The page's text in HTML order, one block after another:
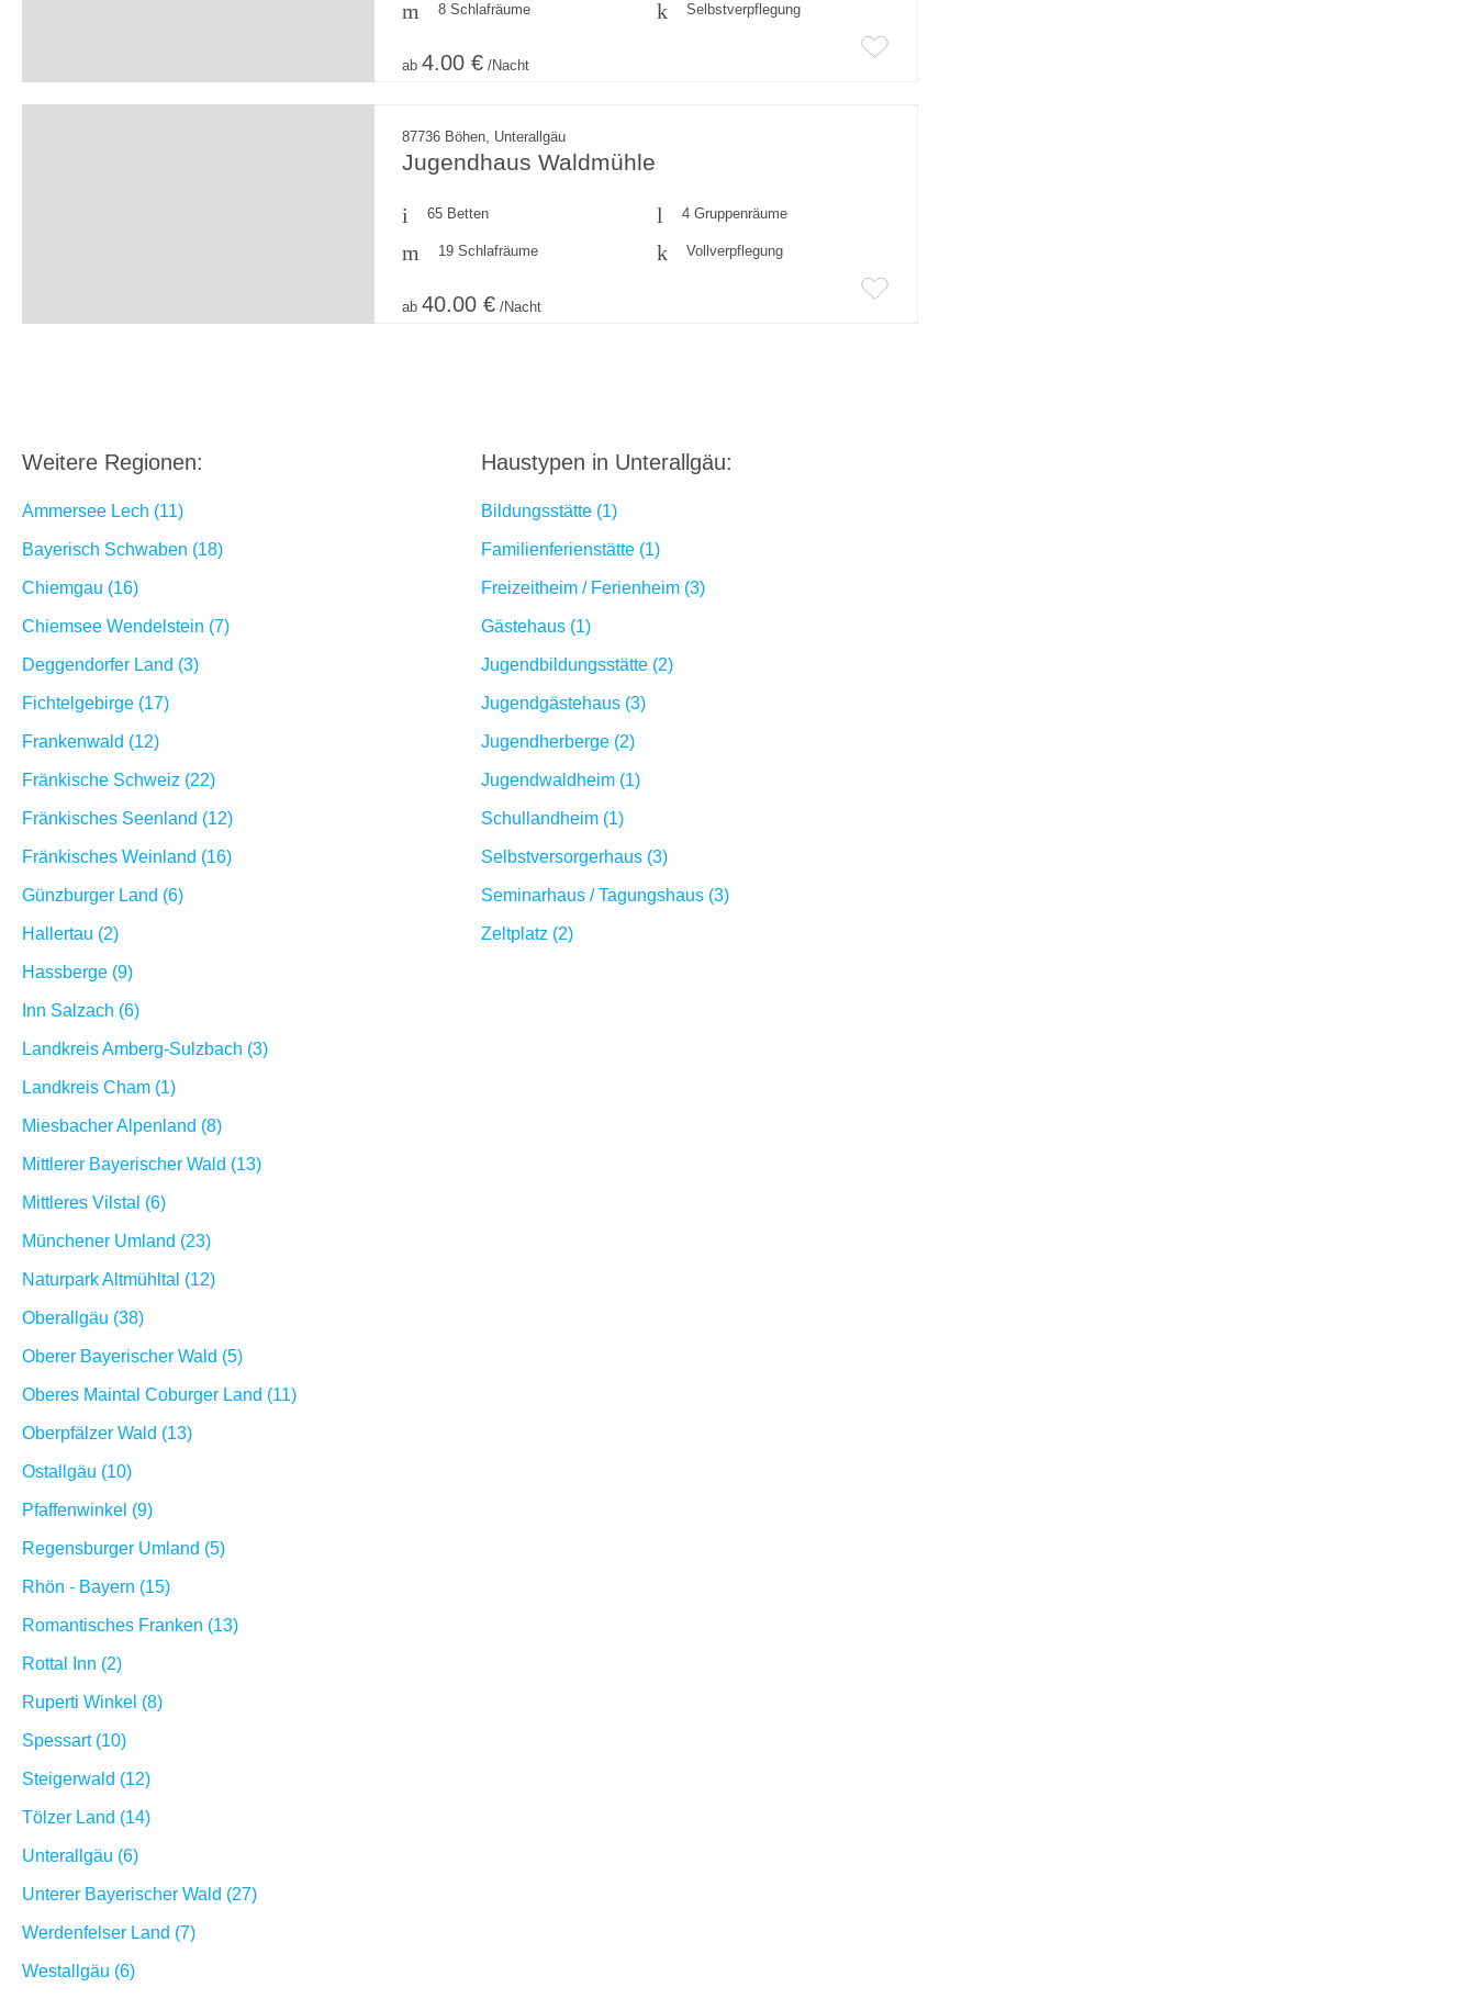
8 Schlafräume Selbstverpflegung
ab 4.00 € /Nacht
87736 Böhen, Unterallgäu
Jugendhaus Waldmühle
65 Betten 4 Gruppenräume
19 Schlafräume Vollverpflegung
ab 40.00 € /Nacht
Weitere Regionen:
Ammersee Lech (11)
Bayerisch Schwaben (18)
Chiemgau (16)
Chiemsee Wendelstein (7)
Deggendorfer Land (3)
Fichtelgebirge (17)
Frankenwald (12)
Fränkische Schweiz (22)
Fränkisches Seenland (12)
Fränkisches Weinland (16)
Günzburger Land (6)
Hallertau (2)
Hassberge (9)
Inn Salzach (6)
Landkreis Amberg-Sulzbach (3)
Landkreis Cham (1)
Miesbacher Alpenland (8)
Mittlerer Bayerischer Wald (13)
Mittleres Vilstal (6)
Münchener Umland (23)
Naturpark Altmühltal (12)
Oberallgäu (38)
Oberer Bayerischer Wald (5)
Oberes Maintal Coburger Land (11)
Oberpfälzer Wald (13)
Ostallgäu (10)
Pfaffenwinkel (9)
Regensburger Umland (5)
Rhön - Bayern (15)
Romantisches Franken (13)
Rottal Inn (2)
Ruperti Winkel (8)
Spessart (10)
Steigerwald (12)
Tölzer Land (14)
Unterallgäu (6)
Unterer Bayerischer Wald (27)
Werdenfelser Land (7)
Westallgäu (6)
Haustypen in Unterallgäu:
Bildungsstätte (1)
Familienferienstätte (1)
Freizeitheim / Ferienheim (3)
Gästehaus (1)
Jugendbildungsstätte (2)
Jugendgästehaus (3)
Jugendherberge (2)
Jugendwaldheim (1)
Schullandheim (1)
Selbstversorgerhaus (3)
Seminarhaus / Tagungshaus (3)
Zeltplatz (2)